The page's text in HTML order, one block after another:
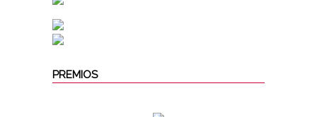
PREMIOS